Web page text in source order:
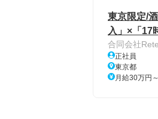
東京限定/
入」×「17
合同会社
正社員
東京都
月給30万円